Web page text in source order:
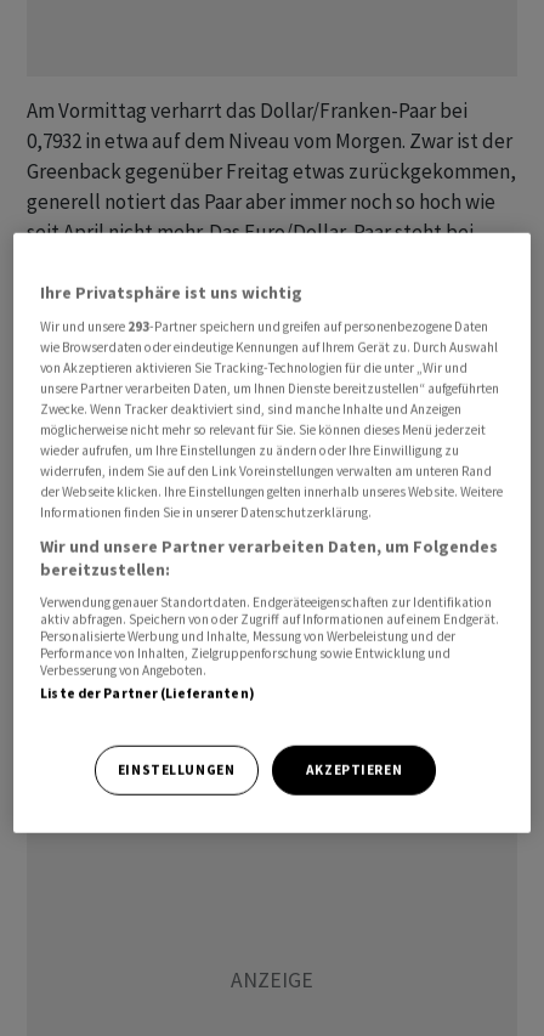
Am Vormittag verharrt das Dollar/Franken-Paar bei
0,7932 in etwa auf dem Niveau vom Morgen. Zwar ist der
Greenback gegenüber Freitag etwas zurückgekommen,
generell notiert das Paar aber immer noch so hoch wie
seit April nicht mehr. Das Euro/Dollar-Paar steht bei
gehandelt (1,1619). Das Euro/Franken-Paar verharrt mit
Kursen jenseits der 92-Rappen-Marke ebenfalls auf dem
höchsten Niveau seit April und notiert aktuell bei
0,9205.
Einige Experten monieren, dass von dem
Rahmenabkommen keine Details bekannt seien. Dies
sorge für eine gewisse Unsicherheit. Zudem steht an
diesem Mittwoch die erste Fed-Sitzung unter dem
neuen Chef Kevin Warsh an. Eine Änderung des
Leitzinsniveaus sei sehr unwahrscheinlich, sind sich
Ökonomen einig. Im Fokus stehen laut Deka-Bank
ausschliesslich Ton und Form - die Forward Guidance
(sofern im Statement verbleibend, dann neutral
und Projektionen. Entsprechend spannend dürfte auch
die Pressekonferenz werden.
Ihre Privatsphäre ist uns wichtig
Wir und unsere 293-Partner speichern und greifen auf personenbezogene Daten
wie Browserdaten oder eindeutige Kennungen auf Ihrem Gerät zu. Durch Auswahl
von Akzeptieren aktivieren Sie Tracking-Technologien für die unter „Wir und
unsere Partner verarbeiten Daten, um Ihnen Dienste bereitzustellen“ aufgeführten
Zwecke. Wenn Tracker deaktiviert sind, sind manche Inhalte und Anzeigen
möglicherweise nicht mehr so relevant für Sie. Sie können dieses Menü jederzeit
wieder aufrufen, um Ihre Einstellungen zu ändern oder Ihre Einwilligung zu
widerrufen, indem Sie auf den Link Voreinstellungen verwalten am unteren Rand
der Webseite klicken. Ihre Einstellungen gelten innerhalb unseres Website. Weitere
Informationen finden Sie in unserer Datenschutzerklärung.
Wir und unsere Partner verarbeiten Daten, um Folgendes
bereitzustellen:
Verwendung genauer Standortdaten. Endgeräteeigenschaften zur Identifikation
aktiv abfragen. Speichern von oder Zugriff auf Informationen auf einem Endgerät.
Personalisierte Werbung und Inhalte, Messung von Werbeleistung und der
Performance von Inhalten, Zielgruppenforschung sowie Entwicklung und
Verbesserung von Angeboten.
Liste der Partner (Lieferanten)
EINSTELLUNGEN AKZEPTIEREN